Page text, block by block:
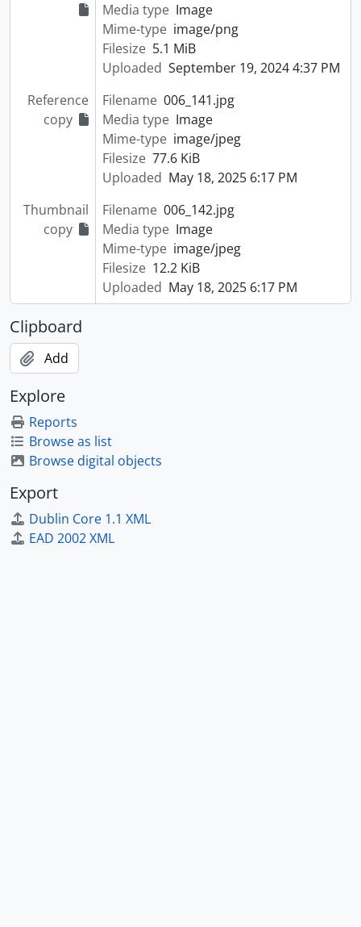
Media type Image
Mime-type image/png
Filesize 5.1 MiB
Uploaded September 19, 2024 4:37 PM
Reference
copy
Filename 006_141.jpg
Media type Image
Mime-type image/jpeg
Filesize 77.6 KiB
Uploaded May 18, 2025 6:17 PM
Thumbnail
copy
Filename 006_142.jpg
Media type Image
Mime-type image/jpeg
Filesize 12.2 KiB
Uploaded May 18, 2025 6:17 PM
Clipboard
Add
Explore
Reports
Browse as list
Browse digital objects
Export
Dublin Core 1.1 XML
EAD 2002 XML